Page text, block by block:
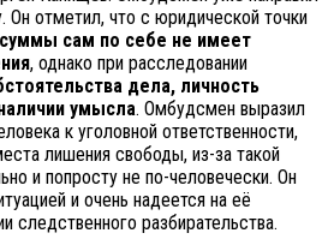
Он отметил, что с юридической точки
сам по себе не имеет
, однако при расследовании
дела, личность
умысла. Омбудсмен выразил
к уголовной ответственности,
лишения свободы, из-за такой
и попросту не по-человечески. Он
и очень надеется на её
следственного разбирательства.